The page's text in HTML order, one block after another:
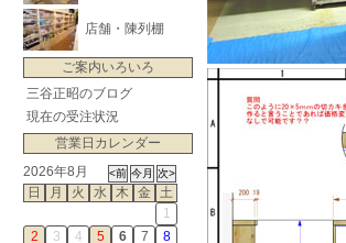
店舗・陳列棚
ご案内いろいろ
三谷正昭のブログ
現在の受注状況
営業日カレンダー
2026年8月
日
月 火 水 木 金
土
1
2
3 4 5 6 7
8